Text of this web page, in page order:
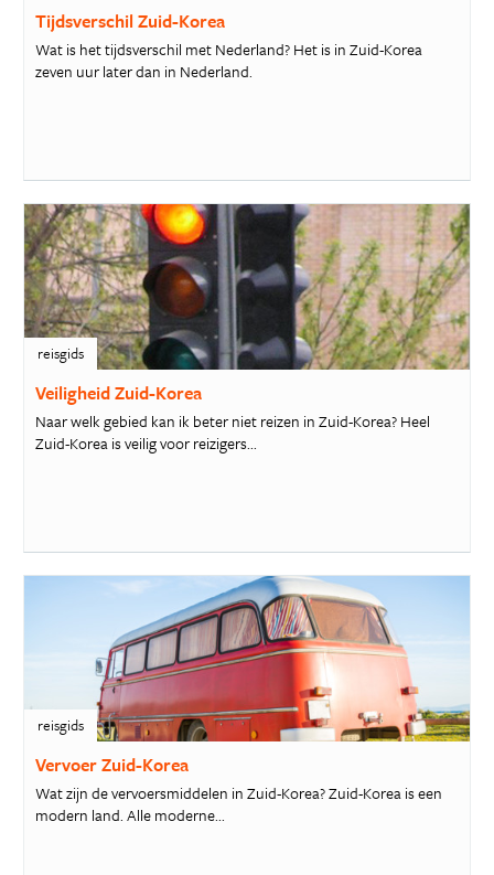
Tijdsverschil Zuid-Korea
Wat is het tijdsverschil met Nederland? Het is in Zuid-Korea
zeven uur later dan in Nederland.
reisgids
Veiligheid Zuid-Korea
Naar welk gebied kan ik beter niet reizen in Zuid-Korea? Heel
Zuid-Korea is veilig voor reizigers...
reisgids
Vervoer Zuid-Korea
Wat zijn de vervoersmiddelen in Zuid-Korea? Zuid-Korea is een
modern land. Alle moderne...